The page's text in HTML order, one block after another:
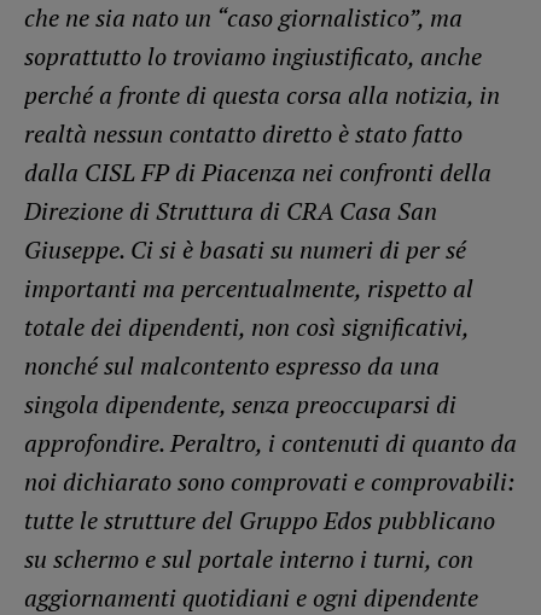
che ne sia nato un “caso giornalistico”, ma
soprattutto lo troviamo ingiustificato, anche
perché a fronte di questa corsa alla notizia, in
realtà nessun contatto diretto è stato fatto
dalla CISL FP di Piacenza nei confronti della
Direzione di Struttura di CRA Casa San
Giuseppe. Ci si è basati su numeri di per sé
importanti ma percentualmente, rispetto al
totale dei dipendenti, non così significativi,
nonché sul malcontento espresso da una
singola dipendente, senza preoccuparsi di
approfondire. Peraltro, i contenuti di quanto da
noi dichiarato sono comprovati e comprovabili:
tutte le strutture del Gruppo Edos pubblicano
su schermo e sul portale interno i turni, con
aggiornamenti quotidiani e ogni dipendente